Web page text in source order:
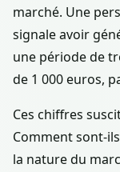
marché. Une
signale avoir
une période de
de 1 000 euros,
Ces chiffres
Comment sont-
la nature du